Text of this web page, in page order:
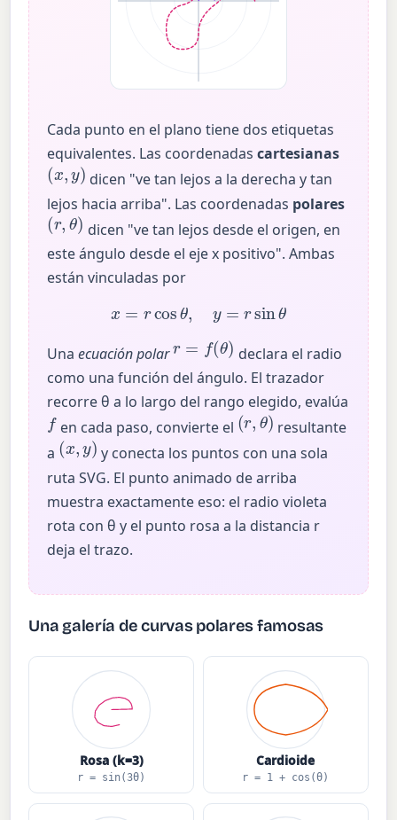
Cada punto en el plano tiene dos etiquetas
equivalentes. Las coordenadascartesianas
(x,y)
dicen "ve tan lejos a la derecha y tan
lejos hacia arriba". Las coordenadas polares
(r,θ)
dicen "ve tan lejos desde el origen, en
este ángulo desde el eje x positivo". Ambas
están vinculadas por
x=rcosθ =rsinθ
Unaecuación polar
r= θ)
declara el radio
como una función del ángulo. El trazador
recorre θ a lo largo del rango elegido, evalúa
f en cada paso, convierte el
(r,θ)
resultante
a
(x, y)
y conecta los puntos con una sola
ruta SVG. El punto animado de arriba
muestra exactamente eso: el radio violeta
rota con θ y el punto rosa a la distancia r
deja el trazo.
Una galería de curvas polares famosas
Rosa (k=3)
r = sin(3θ)
Cardioide
r = 1 + cos(θ)